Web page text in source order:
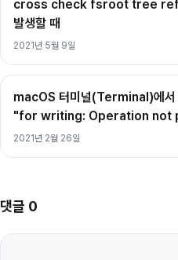
cross check fsroot tree
발생할 때
2021년 5월 9일
macOS 터미널(Terminal)에서
"for writing: Operation not
2021년 2월 26일
댓글 0